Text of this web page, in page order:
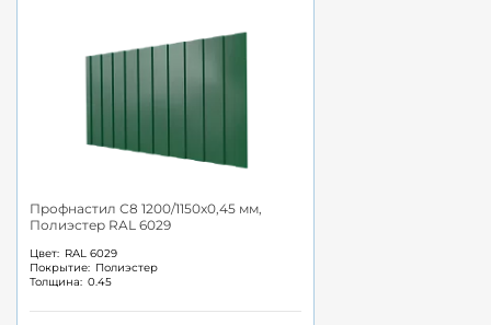
Профнастил С8 1200/1150x0,45 мм,
Полиэстер RAL 6029
Цвет: RAL 6029
Покрытие: Полиэстер
Толщина: 0.45